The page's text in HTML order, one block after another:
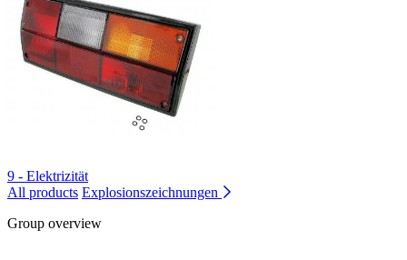
9 - Elektrizität
All products Explosionszeichnungen
Group overview